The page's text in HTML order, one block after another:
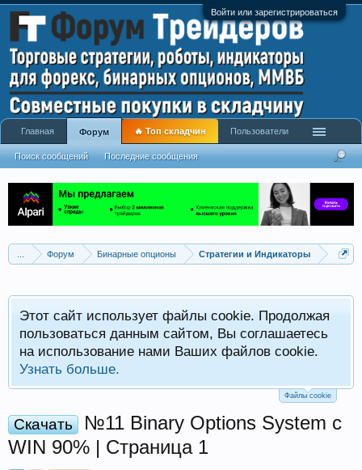
Войти или зарегистрироваться
Форум Бинарные опционы Стратегии и Индикаторы
Этот сайт использует файлы cookie. Продолжая
пользоваться данным сайтом, Вы соглашаетесь
на использование нами Ваших файлов cookie.
Узнать больше.
Файлы cookie
Скачать
№11 Binary Options System с
WIN 90% | Страница 1
Главная Форум
Поиск сообщений Последние сообщения
🔥 Топ складчин Пользователи